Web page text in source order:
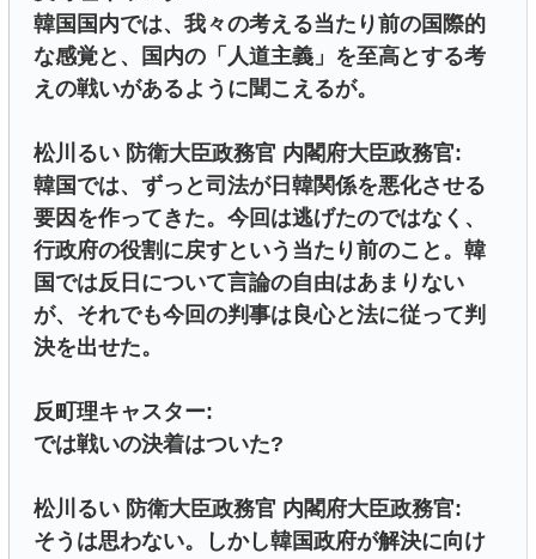
韓国国内では、我々の考える当たり前の国際的
な感覚と、国内の「人道主義」を至高とする考
えの戦いがあるように聞こえるが。
松川るい 防衛大臣政務官 内閣府大臣政務官:
韓国では、ずっと司法が日韓関係を悪化させる
要因を作ってきた。今回は逃げたのではなく、
行政府の役割に戻すという当たり前のこと。韓
国では反日について言論の自由はあまりない
が、それでも今回の判事は良心と法に従って判
決を出せた。
反町理キャスター:
では戦いの決着はついた?
松川るい 防衛大臣政務官 内閣府大臣政務官:
そうは思わない。しかし韓国政府が解決に向け